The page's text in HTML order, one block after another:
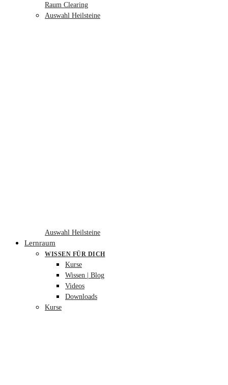
Raum Clearing
Auswahl Heilsteine
Auswahl Heilsteine
Lernraum
WISSEN FÜR DICH
Kurse
Wissen | Blog
Videos
Downloads
Kurse